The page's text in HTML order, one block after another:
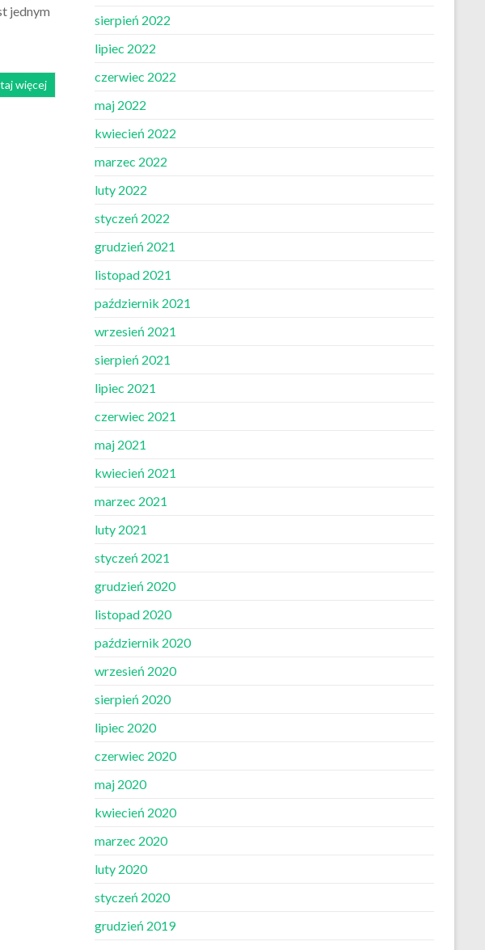
jednym
więcej
sierpień 2022
lipiec 2022
czerwiec 2022
maj 2022
kwiecień 2022
marzec 2022
luty 2022
styczeń 2022
grudzień 2021
listopad 2021
październik 2021
wrzesień 2021
sierpień 2021
lipiec 2021
czerwiec 2021
maj 2021
kwiecień 2021
marzec 2021
luty 2021
styczeń 2021
grudzień 2020
listopad 2020
październik 2020
wrzesień 2020
sierpień 2020
lipiec 2020
czerwiec 2020
maj 2020
kwiecień 2020
marzec 2020
luty 2020
styczeń 2020
grudzień 2019